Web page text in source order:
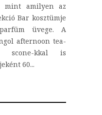
mint amilyen az
Bar kosztümje
üvege. A
afternoon tea-
scone-kkal is
60...